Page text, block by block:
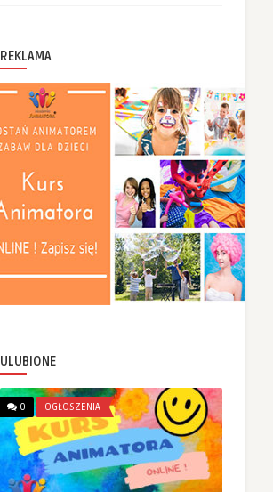
REKLAMA
ULUBIONE
0 OGŁOSZENIA